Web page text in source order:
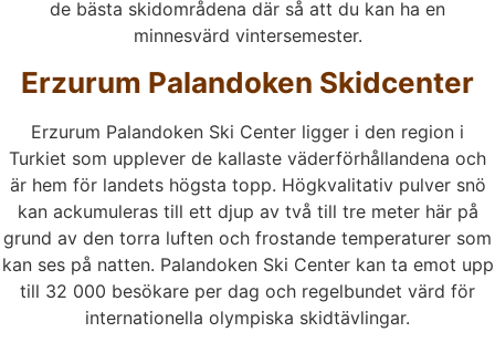
de bästa skidområdena där så att du kan ha en
minnesvärd vintersemester.
Erzurum Palandoken Skidcenter
Erzurum Palandoken Ski Center ligger i den region i
Turkiet som upplever de kallaste väderförhållandena och
är hem för landets högsta topp. Högkvalitativ pulver snö
kan ackumuleras till ett djup av två till tre meter här på
grund av den torra luften och frostande temperaturer som
kan ses på natten. Palandoken Ski Center kan ta emot upp
till 32 000 besökare per dag och regelbundet värd för
internationella olympiska skidtävlingar.